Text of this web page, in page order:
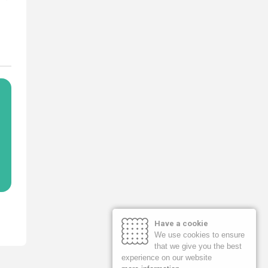
Have a cookie
We use cookies to ensure
that we give you the best
experience on our website